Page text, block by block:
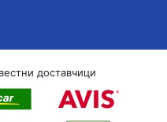
доставчици